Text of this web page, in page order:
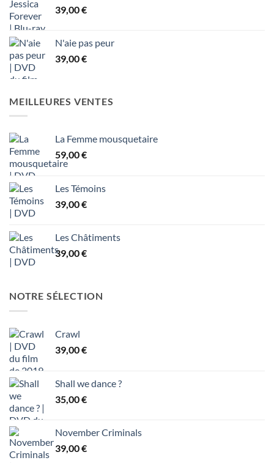
39,00€
N'aie pas peur
39,00€
MEILLEURES VENTES
La Femme mousquetaire
59,00€
Les Témoins
39,00€
Les Châtiments
39,00€
NOTRE SÉLECTION
Crawl
39,00€
Shall we dance ?
35,00€
November Criminals
39,00€